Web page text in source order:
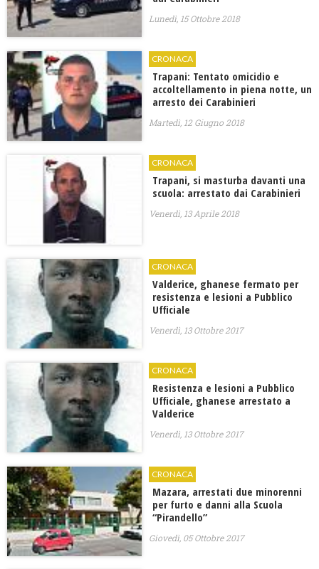
Lunedì, 15 Ottobre 2018
CRONACA
Trapani: Tentato omicidio e
accoltellamento in piena notte, un
arresto dei Carabinieri
Martedì, 12 Giugno 2018
CRONACA
Trapani, si masturba davanti una
scuola: arrestato dai Carabinieri
Venerdì, 13 Aprile 2018
CRONACA
Valderice, ghanese fermato per
resistenza e lesioni a Pubblico
Ufficiale
Venerdì, 13 Ottobre 2017
CRONACA
Resistenza e lesioni a Pubblico
Ufficiale, ghanese arrestato a
Valderice
Venerdì, 13 Ottobre 2017
CRONACA
Mazara, arrestati due minorenni
per furto e danni alla Scuola
“Pirandello”
Giovedì, 05 Ottobre 2017